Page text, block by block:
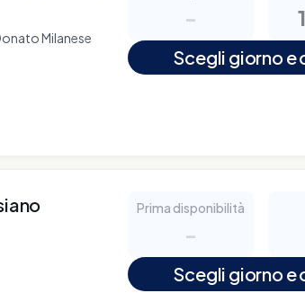
Milanese
-
Scegli giorno e
Prima disponibilità
-
Scegli giorno e